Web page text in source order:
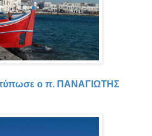
ο π. ΠΑΝΑΓΙΩΤΗΣ